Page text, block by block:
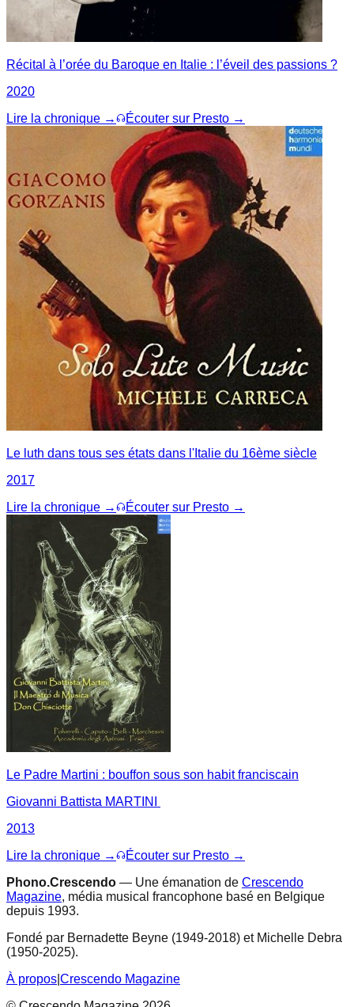
Récital à l’orée du Baroque en Italie : l’éveil des passions ?
2020
Lire la chronique →
Écouter sur Presto →
Le luth dans tous ses états dans l'Italie du 16ème siècle
2017
Lire la chronique →
Écouter sur Presto →
Le Padre Martini : bouffon sous son habit franciscain
Giovanni Battista MARTINI
2013
Lire la chronique →
Écouter sur Presto →
Phono.Crescendo — Une émanation de Crescendo
Magazine, média musical francophone basé en Belgique
depuis 1993.
Fondé par Bernadette Beyne (1949-2018) et Michelle Debra
(1950-2025).
À propos Crescendo Magazine